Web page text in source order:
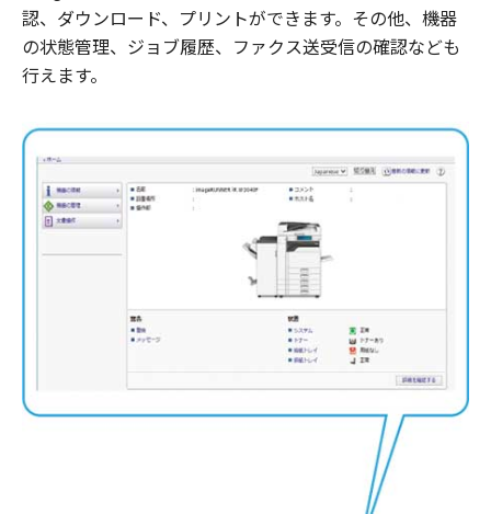
認、ダウンロード、プリントができます。その他、機器
の状態管理、ジョブ履歴、ファクス送受信の確認なども
行えます。